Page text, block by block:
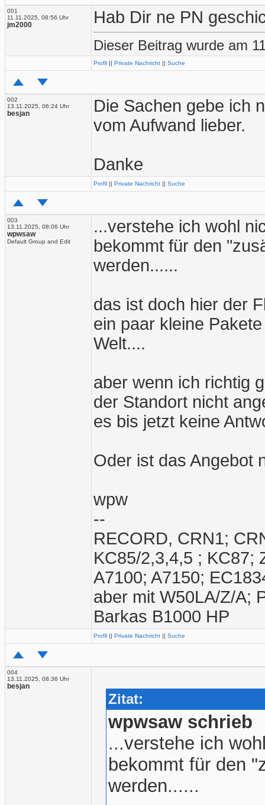
001
11.11.2025, 08:56 Uhr
jm2000 Hab Dir ne PN
Dieser Beitrag wurde am
Profil || Private Nachricht || Suche
002
13.11.2025, 06:24 Uhr
besjan
Die Sachen gebe ich
vom Aufwand lieber.
Danke
Profil || Private Nachricht || Suche
003
13.11.2025, 08:06 Uhr
wpwsaw
Default Group and Edit
...verstehe ich wohl
bekommt für den
werden......
das ist doch hier der
ein paar kleine
Welt....
aber wenn ich richtig
der Standort nicht
es bis jetzt keine
Oder ist das Angebot
wpw
--
RECORD, CRN1;
KC85/2,3,4,5 ; KC87;
A7100; A7150;
aber mit W50LA/Z/A;
Barkas B1000 HP
Profil || Private Nachricht || Suche
004
13.11.2025, 08:36 Uhr
besjan
Zitat:
wpwsaw schrieb
...verstehe ich
bekommt für den
werden......